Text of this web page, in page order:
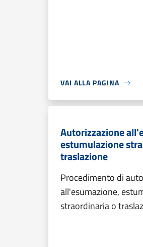
VAI ALLA PAGINA
Autorizzazione
estumulazione
traslazione
Procedimento di
all'esumazione,
straordinaria o